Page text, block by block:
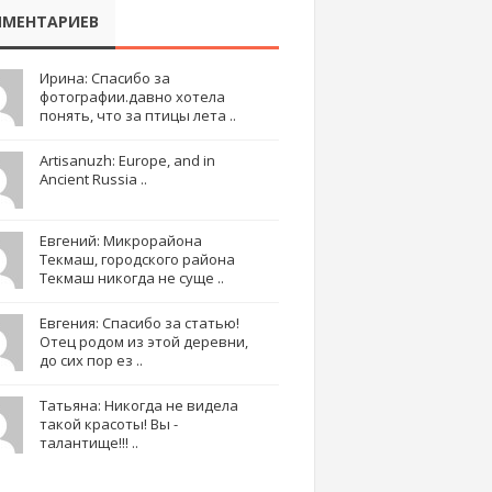
Ирина: Спасибо за
фотографии.давно хотела
понять, что за птицы лета ..
Artisanuzh: Europe, and in
Ancient Russia ..
Евгений: Микрорайона
Текмаш, городского района
Текмаш никогда не суще ..
Евгения: Спасибо за статью!
Отец родом из этой деревни,
до сих пор ез ..
Татьяна: Никогда не видела
такой красоты! Вы -
талантище!!! ..